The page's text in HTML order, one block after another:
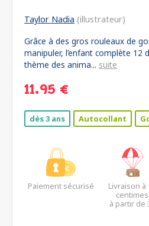
Taylor Nadia (illustrateur)
Grâce à des gros rouleaux de
manipuler, l’enfant complète 12
thème des anima... suite
11.95 €
dès 3 ans Autocollant
Paiement sécurisé
Livraison à
centimes
à partir de